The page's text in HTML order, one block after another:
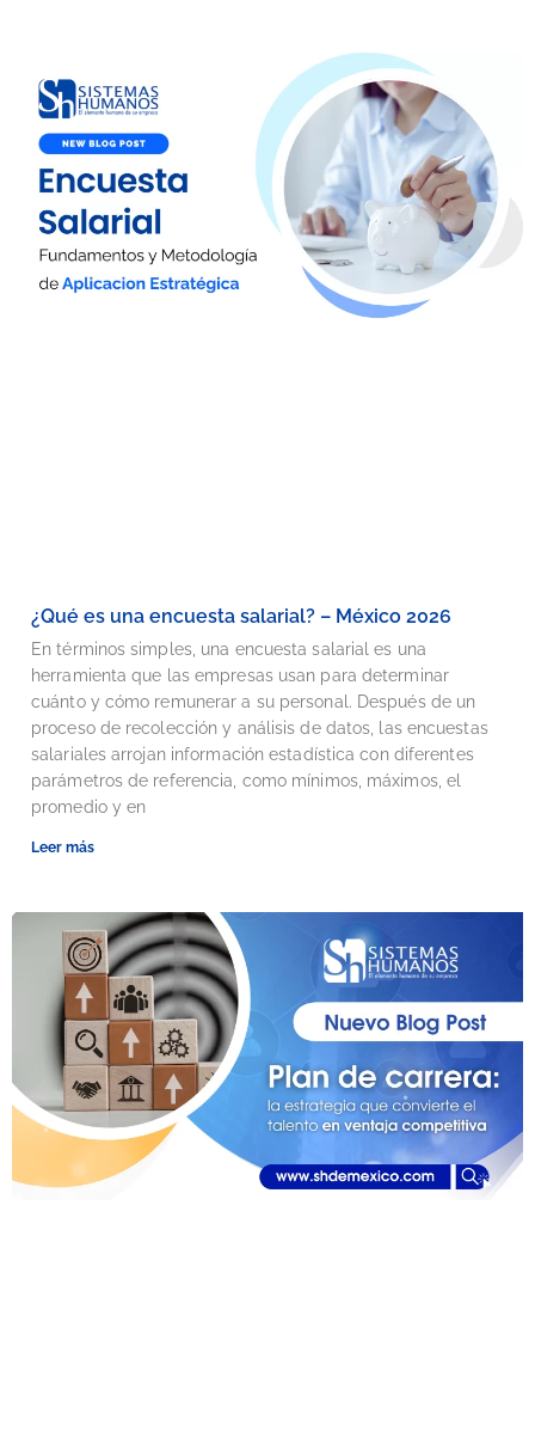
¿Qué es una encuesta salarial? – México 2026
En términos simples, una encuesta salarial es una
herramienta que las empresas usan para determinar
cuánto y cómo remunerar a su personal. Después de un
proceso de recolección y análisis de datos, las encuestas
salariales arrojan información estadística con diferentes
parámetros de referencia, como mínimos, máximos, el
promedio y en
Leer más